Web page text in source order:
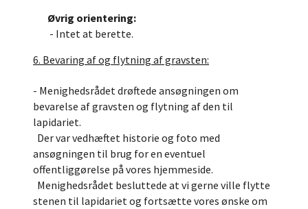
Øvrig orientering:
- Intet at berette.
6. Bevaring af og flytning af gravsten:
- Menighedsrådet drøftede ansøgningen om
bevarelse af gravsten og flytning af den til
lapidariet.
Der var vedhæftet historie og foto med
ansøgningen til brug for en eventuel
offentliggørelse på vores hjemmeside.
Menighedsrådet besluttede at vi gerne ville flytte
stenen til lapidariet og fortsætte vores ønske om